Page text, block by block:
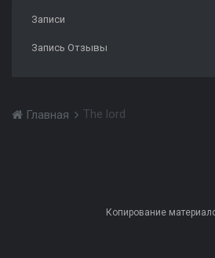
Записи
Запись Отзывы
Главная The lord
Копирование